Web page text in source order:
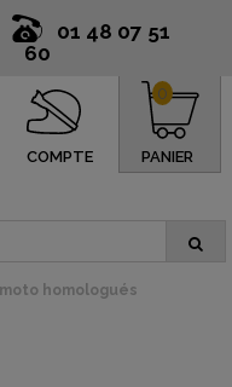
01 48 07 51
60
COMPTE PANIER
0
homologués